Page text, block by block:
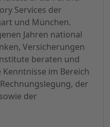
Services der
und München.
Jahren national
Versicherungen
beraten und
im Bereich
der
der